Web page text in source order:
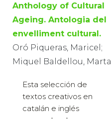
Anthology of Cultural
Ageing. Antologia del
envelliment cultural.
Oró Piqueras, Maricel;
Miquel Baldellou, Marta
Esta selección de
textos creativos en
catalán e inglés